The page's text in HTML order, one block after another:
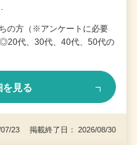
の方（※アンケートに必要
代、30代、40代、50代の
を見る
07/23 掲載終了日： 2026/08/30